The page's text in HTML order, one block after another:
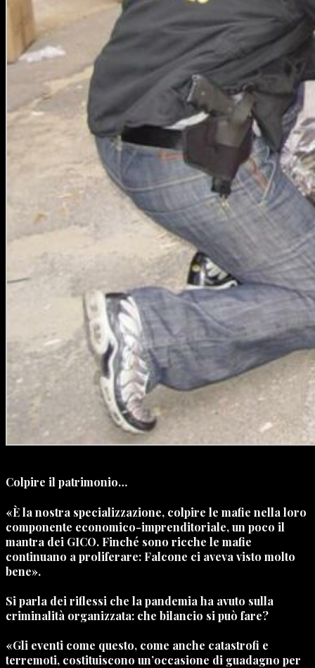
Colpire il patrimonio…
«È la nostra specializzazione, colpire le mafie nella loro
componente economico-imprenditoriale, un poco il
mantra dei GICO. Finché sono ricche le mafie
continuano a proliferare: Falcone ci aveva visto molto
bene».
Si parla dei riflessi che la pandemia ha avuto sulla
criminalità organizzata: che bilancio si può fare?
«Gli eventi come questo, come anche catastrofi e
terremoti, costituiscono un’occasione di guadagno per